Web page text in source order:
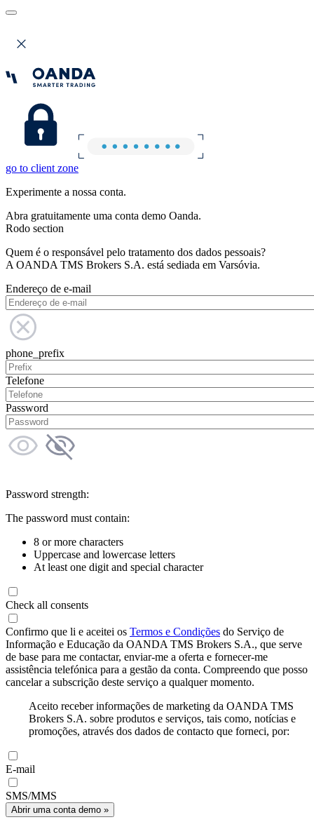
go to client zone
Experimente a nossa conta.
Abra gratuitamente uma conta demo Oanda.
Rodo section
Quem é o responsável pelo tratamento dos dados pessoais?
A OANDA TMS Brokers S.A. está sediada em Varsóvia.
Endereço de e-mail
phone_prefix
Telefone
Password
Password strength:
The password must contain:
8 or more characters
Uppercase and lowercase letters
At least one digit and special character
Check all consents
Confirmo que li e aceitei os Termos e Condições do Serviço de
Informação e Educação da OANDA TMS Brokers S.A., que serve
de base para me contactar, enviar-me a oferta e fornecer-me
assistência telefónica para a gestão da conta. Compreendo que posso
cancelar a subscrição deste serviço a qualquer momento.
Aceito receber informações de marketing da OANDA TMS
Brokers S.A. sobre produtos e serviços, tais como, notícias e
promoções, através dos dados de contacto que forneci, por:
E-mail
SMS/MMS
Abrir uma conta demo »